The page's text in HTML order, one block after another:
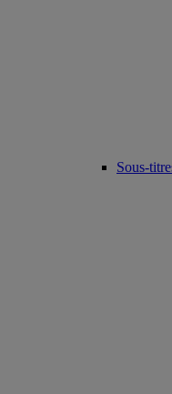
Sous-